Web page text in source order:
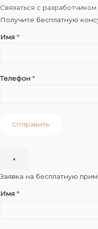
Связаться с разработчиком
Получите бесплатную
Имя *
Телефон *
Отправить
×
Заявка на бесплатную
Имя *